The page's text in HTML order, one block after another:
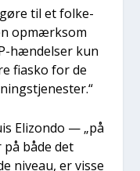
til et fol­ke­
opmærk­som
hæn­del­ser kun
fia­sko for de
Elizon­do — „på
både det
niveau, er vis­se